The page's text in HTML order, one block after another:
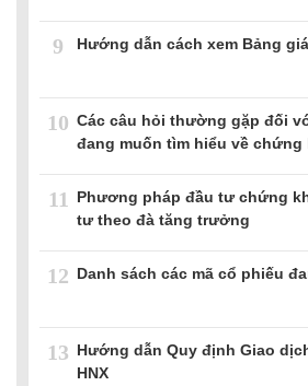
9 Hướng dẫn cách xem Bảng
10 Các câu hỏi thường gặp đối
đang muốn tìm hiểu về chứng
11
Phương pháp đầu tư chứng
tư theo đà tăng trưởng
12 Danh sách các mã cổ phiếu
13 Hướng dẫn Quy định Giao
HNX